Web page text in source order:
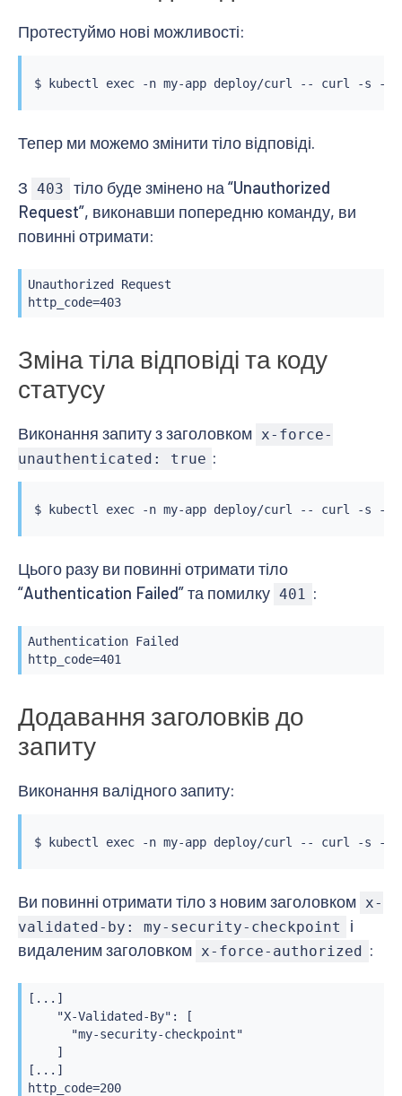
Протестуймо нові можливості:
$ kubectl exec -n my-app deploy/curl -- curl -s -w
Тепер ми можемо змінити тіло відповіді.
З 403
тіло буде змінено на “Unauthorized
Request”, виконавши попередню команду, ви
повинні отримати:
Unauthorized Request
http_code=403
Зміна тіла відповіді та коду
статусу
Виконання запиту з заголовком x-force-
unauthenticated: true :
$ kubectl exec -n my-app deploy/curl -- curl -s -w
Цього разу ви повинні отримати тіло
“Authentication Failed” та помилку 401 :
Authentication Failed
http_code=401
Додавання заголовків до
запиту
Виконання валідного запиту:
$ kubectl exec -n my-app deploy/curl -- curl -s -w
Ви повинні отримати тіло з новим заголовком x-
validated-by: my-security-checkpoint
і
видаленим заголовком x-force-authorized :
[...]
    "X-Validated-By": [
      "my-security-checkpoint"
    ]
[...]
http_code=200